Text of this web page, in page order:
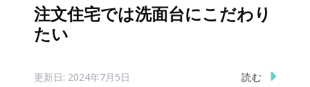
注文住宅では洗面台にこだわり
たい
更新日: 2024年7月5日 読む